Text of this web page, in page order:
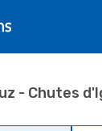
- Chutes